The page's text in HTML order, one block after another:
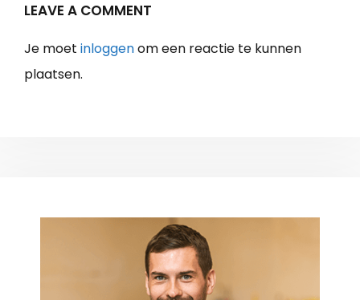
LEAVE A COMMENT
Je moet inloggenom een reactie te kunnen
plaatsen.